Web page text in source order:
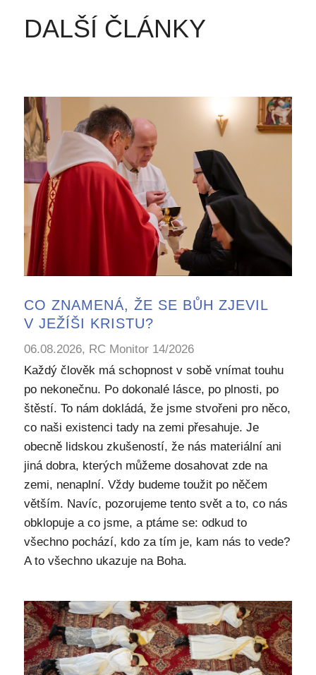
DALŠÍ ČLÁNKY
CO ZNAMENÁ, ŽE SE BŮH ZJEVIL
V JEŽÍŠI KRISTU?
06.08.2026, RC Monitor 14/2026
Každý člověk má schopnost v sobě vnímat touhu
po nekonečnu. Po dokonalé lásce, po plnosti, po
štěstí. To nám dokládá, že jsme stvořeni pro něco,
co naši existenci tady na zemi přesahuje. Je
obecně lidskou zkušeností, že nás materiální ani
jiná dobra, kterých můžeme dosahovat zde na
zemi, nenaplní. Vždy budeme toužit po něčem
větším. Navíc, pozorujeme tento svět a to, co nás
obklopuje a co jsme, a ptáme se: odkud to
všechno pochází, kdo za tím je, kam nás to vede?
A to všechno ukazuje na Boha.